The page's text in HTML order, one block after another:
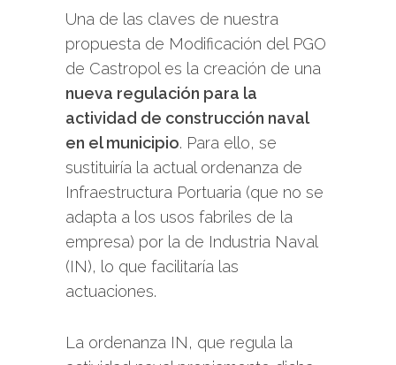
Una de las claves de nuestra
propuesta de Modificación del PGO
de Castropol es la creación de una
nueva regulación para la
actividad de construcción naval
en el municipio. Para ello, se
sustituiría la actual ordenanza de
Infraestructura Portuaria (que no se
adapta a los usos fabriles de la
empresa) por la de Industria Naval
(IN), lo que facilitaría las
actuaciones.
La ordenanza IN, que regula la